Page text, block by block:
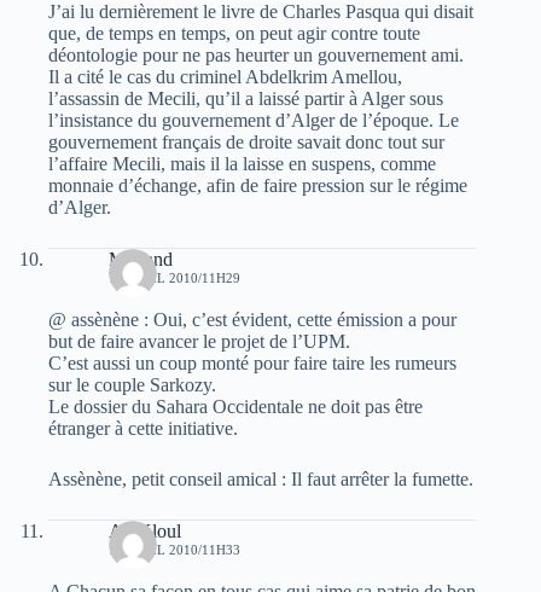
J’ai lu dernièrement le livre de Charles Pasqua qui disait
que, de temps en temps, on peut agir contre toute
déontologie pour ne pas heurter un gouvernement ami.
Il a cité le cas du criminel Abdelkrim Amellou,
l’assassin de Mecili, qu’il a laissé partir à Alger sous
l’insistance du gouvernement d’Alger de l’époque. Le
gouvernement français de droite savait donc tout sur
l’affaire Mecili, mais il la laisse en suspens, comme
monnaie d’échange, afin de faire pression sur le régime
d’Alger.
Mohand
17 AVRIL 2010/11H29
@ assènène : Oui, c’est évident, cette émission a pour
but de faire avancer le projet de l’UPM.
C’est aussi un coup monté pour faire taire les rumeurs
sur le couple Sarkozy.
Le dossier du Sahara Occidentale ne doit pas être
étranger à cette initiative.
Assènène, petit conseil amical : Il faut arrêter la fumette.
Ali Kloul
17 AVRIL 2010/11H33